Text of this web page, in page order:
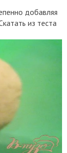
добавляя
из теста